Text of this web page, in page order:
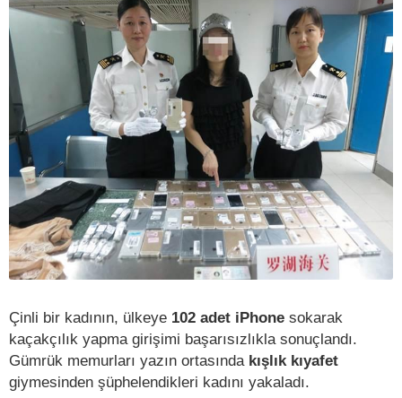
Çinli bir kadının, ülkeye 102 adet iPhone sokarak
kaçakçılık yapma girişimi başarısızlıkla sonuçlandı.
Gümrük memurları yazın ortasında kışlık kıyafet
giymesinden şüphelendikleri kadını yakaladı.